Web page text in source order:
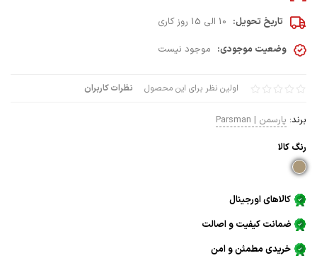
اولین نظر برای این محصول نظرات کاربران
برند: پارسمن | Parsman
رنگ كالا
کالاهای اورجینال
ضمانت کیفیت و اصالت
خریدی مطمئن و امن
تاریخ تحویل: 10 الی 15 روز کاری
وضعیت موجودی: موجود نیست